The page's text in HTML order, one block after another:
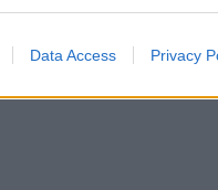
Data Access Privacy
όλες τις ειδήσεις